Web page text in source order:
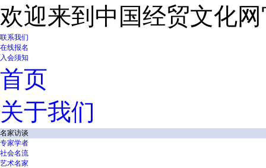
欢迎来到中国经贸文化
联系我们
在线报名
入会须知
首页
关于我们
名家访谈
专家学者
社会名流
艺术名家